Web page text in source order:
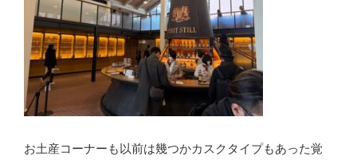
お土産コーナーも以前は幾つかカスクタイプもあった覚